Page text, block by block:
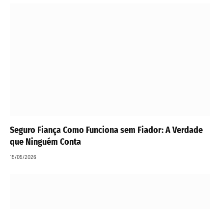
Seguro Fiança Como Funciona sem Fiador: A Verdade
que Ninguém Conta
15/05/2026